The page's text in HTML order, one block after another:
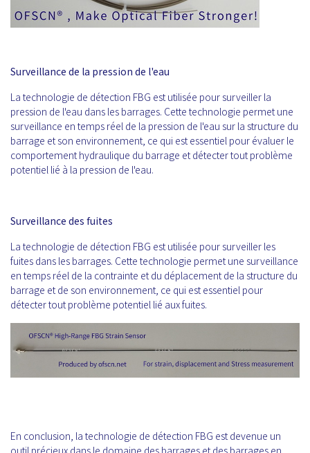
Surveillance de la pression de l'eau
La technologie de détection FBG est utilisée pour surveiller la
pression de l'eau dans les barrages. Cette technologie permet une
surveillance en temps réel de la pression de l'eau sur la structure du
barrage et son environnement, ce qui est essentiel pour évaluer le
comportement hydraulique du barrage et détecter tout problème
potentiel lié à la pression de l'eau.
Surveillance des fuites
La technologie de détection FBG est utilisée pour surveiller les
fuites dans les barrages. Cette technologie permet une surveillance
en temps réel de la contrainte et du déplacement de la structure du
barrage et de son environnement, ce qui est essentiel pour
détecter tout problème potentiel lié aux fuites.
En conclusion, la technologie de détection FBG est devenue un
outil précieux dans le domaine des barrages et des barrages en